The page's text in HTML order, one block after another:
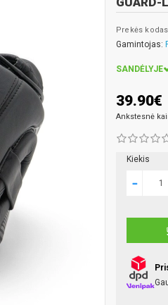
Prekės
Gamintojas:
SANDĖLYJE
39.90€
Ankstesnė
Kiekis